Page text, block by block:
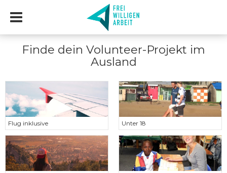
Finde dein Volunteer-Projekt im
Ausland
Flug inklusive Unter 18